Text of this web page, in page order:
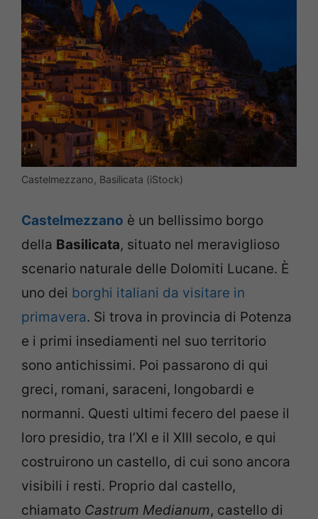
Castelmezzano, Basilicata (iStock)
Castelmezzano è un bellissimo borgo
della Basilicata, situato nel meraviglioso
scenario naturale delle Dolomiti Lucane. È
uno dei borghi italiani da visitare in
primavera. Si trova in provincia di Potenza
e i primi insediamenti nel suo territorio
sono antichissimi. Poi passarono di qui
greci, romani, saraceni, longobardi e
normanni. Questi ultimi fecero del paese il
loro presidio, tra l’XI e il XIII secolo, e qui
costruirono un castello, di cui sono ancora
visibili i resti. Proprio dal castello,
chiamato Castrum Medianum, castello di